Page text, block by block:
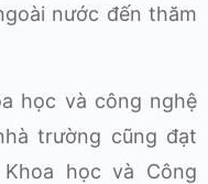
nước đến thăm
học và công nghệ
trường cũng đạt
học và Công